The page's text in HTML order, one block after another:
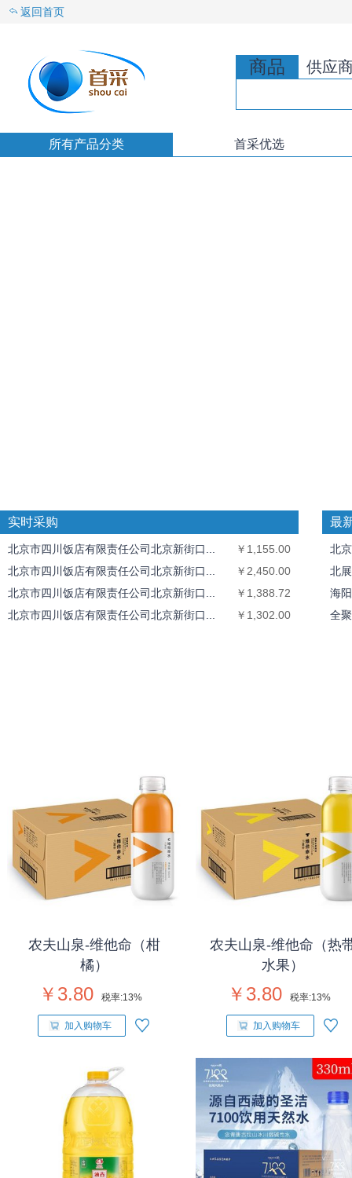
返回首页
商品 供应
所有产品分类 首采优选
实时采购
北京市四川饭店有限责任公司北京新街口...
￥1,155.00
北京市四川饭店有限责任公司北京新街口...
￥2,450.00
北京市四川饭店有限责任公司北京新街口...
￥1,388.72
北京市四川饭店有限责任公司北京新街口...
￥1,302.00
最
北
北
海
全
农夫山泉-维他命（柑
橘）
￥3.80 税率:13%
加入购物车
农夫山泉-维他命（热
水果）
￥3.80 税率:13%
加入购物车